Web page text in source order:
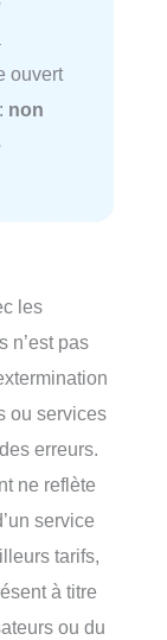
ouvert
non
les
n’est pas
ou services
erreurs.
ne reflète
service
tarifs,
à titre
ou du